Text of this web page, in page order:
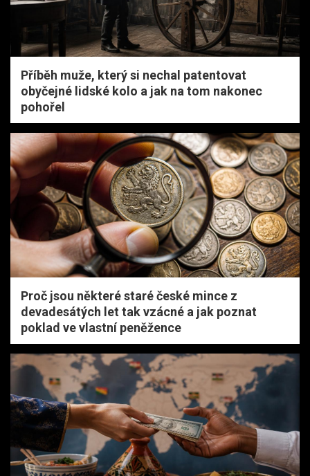
Příběh muže, který si nechal patentovat
obyčejné lidské kolo a jak na tom nakonec
pohořel
Proč jsou některé staré české mince z
devadesátých let tak vzácné a jak poznat
poklad ve vlastní peněžence